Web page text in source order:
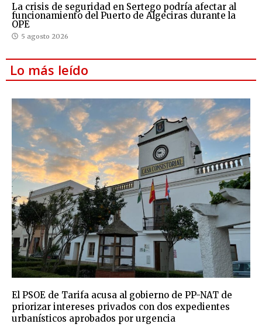
La crisis de seguridad en Sertego podría afectar al
funcionamiento del Puerto de Algeciras durante la
OPE
5 agosto 2026
Lo más leído
El PSOE de Tarifa acusa al gobierno de PP-NAT de
priorizar intereses privados con dos expedientes
urbanísticos aprobados por urgencia